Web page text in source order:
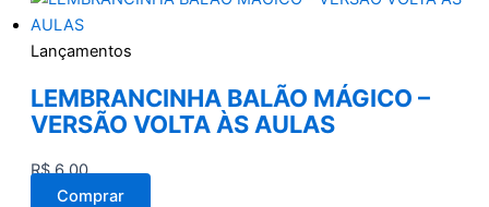
Lançamentos
LEMBRANCINHA BALÃO MÁGICO –
VERSÃO VOLTA ÀS AULAS
R$6,00
Comprar